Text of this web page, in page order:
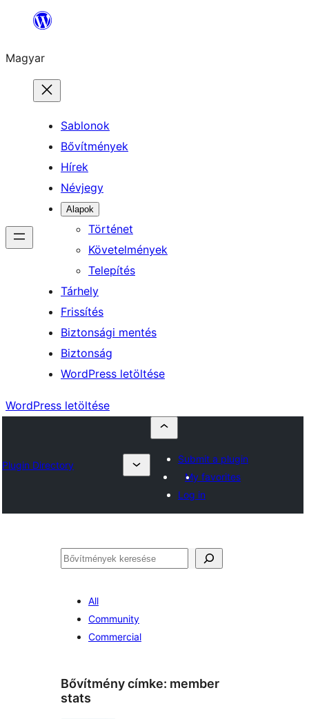
Ugrás
tartalomhoz
Magyar
Sablonok
Bővítmények
Hírek
Névjegy
Alapok
Történet
Követelmények
Telepítés
Tárhely
Frissítés
Biztonsági mentés
Biztonság
WordPress letöltése
WordPress letöltése
Plugin Directory
Submit a plugin
My favorites
Log in
Keresés
All
Community
Commercial
Bővítmény címke: member
stats